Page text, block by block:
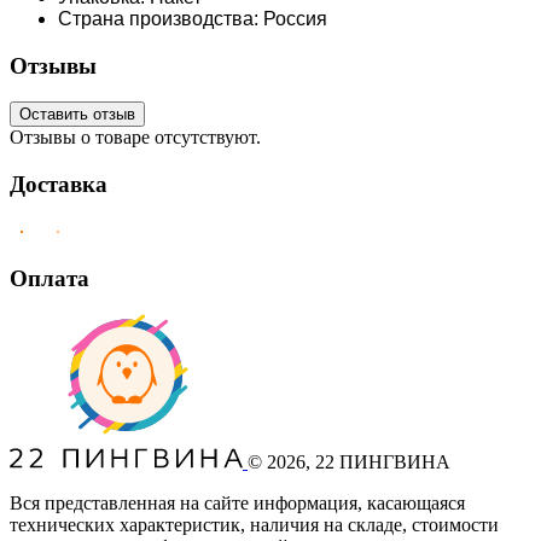
Страна производства: Россия
Отзывы
Оставить отзыв
Отзывы о товаре отсутствуют.
Доставка
Оплата
© 2026, 22 ПИНГВИНА
Вся представленная на сайте информация, касающаяся
технических характеристик, наличия на складе, стоимости